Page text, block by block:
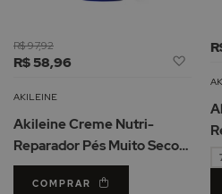
R$ 58,96
R$ 97,92
AKILEINE
Akileine Creme Nutri-
Reparador Pés Muito Secos
75ml
COMPRAR